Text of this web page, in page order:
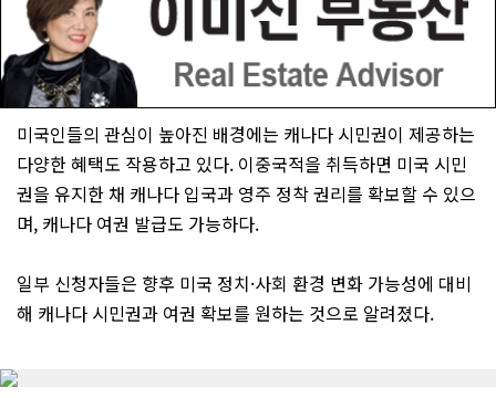
미국인들의 관심이 높아진 배경에는 캐나다 시민권이 제공하는
다양한 혜택도 작용하고 있다. 이중국적을 취득하면 미국 시민
권을 유지한 채 캐나다 입국과 영주 정착 권리를 확보할 수 있으
며, 캐나다 여권 발급도 가능하다.
일부 신청자들은 향후 미국 정치·사회 환경 변화 가능성에 대비
해 캐나다 시민권과 여권 확보를 원하는 것으로 알려졌다.